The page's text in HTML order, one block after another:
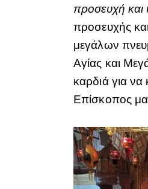
προσευχή και
προσευχής
μεγάλων
Αγίας και
καρδιά για
Επίσκοπος